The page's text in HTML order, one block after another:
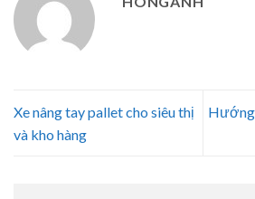
Xe nâng tay pallet cho siêu thị
và kho hàng
Hướng